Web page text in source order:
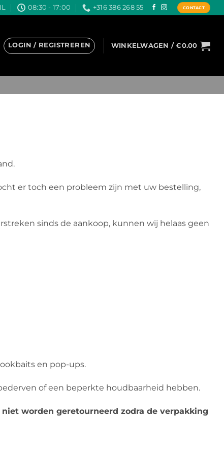
08:30 - 17:00 +316 386 268 55 CONTACT
LOGIN / REGISTREREN WINKELWAGEN /€0.00
er toch een probleem zijn met uw bestelling,
sinds de aankoop, kunnen wij helaas geen
en pop-ups.
of een beperkte houdbaarheid hebben.
niet worden geretourneerd zodra de verpakking